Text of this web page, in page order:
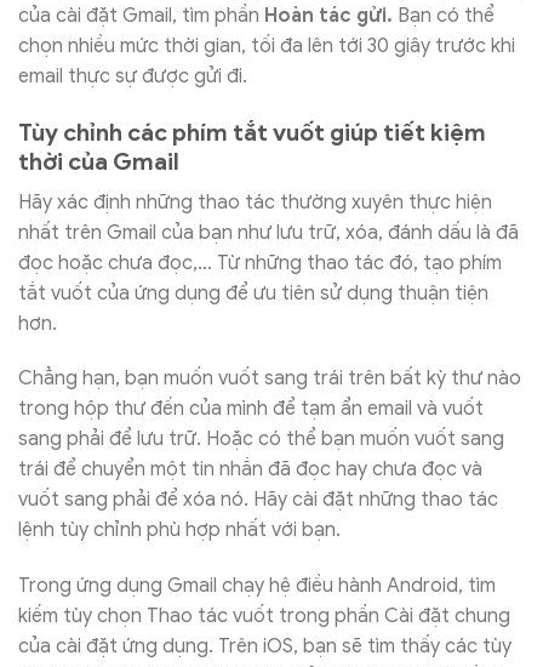
của cài đặt Gmail, tìm phần Hoàn tác gửi. Bạn có thể
chọn nhiều mức thời gian, tối đa lên tới 30 giây trước khi
email thực sự được gửi đi.
Tùy chỉnh các phím tắt vuốt giúp tiết kiệm
thời của Gmail
Hãy xác định những thao tác thường xuyên thực hiện
nhất trên Gmail của bạn như lưu trữ, xóa, đánh dấu là đã
đọc hoặc chưa đọc,… Từ những thao tác đó, tạo phím
tắt vuốt của ứng dụng để ưu tiên sử dụng thuận tiện
hơn.
Chẳng hạn, bạn muốn vuốt sang trái trên bất kỳ thư nào
trong hộp thư đến của mình để tạm ẩn email và vuốt
sang phải để lưu trữ. Hoặc có thể bạn muốn vuốt sang
trái để chuyển một tin nhắn đã đọc hay chưa đọc và
vuốt sang phải để xóa nó. Hãy cài đặt những thao tác
lệnh tùy chỉnh phù hợp nhất với bạn.
Trong ứng dụng Gmail chạy hệ điều hành Android, tìm
kiếm tùy chọn Thao tác vuốt trong phần Cài đặt chung
của cài đặt ứng dụng. Trên iOS, bạn sẽ tìm thấy các tùy